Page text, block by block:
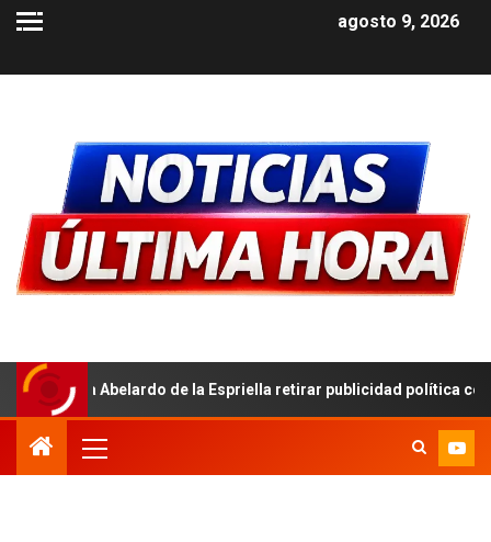
agosto 9, 2026
de la Espriella retirar publicidad política con símbolos patrios